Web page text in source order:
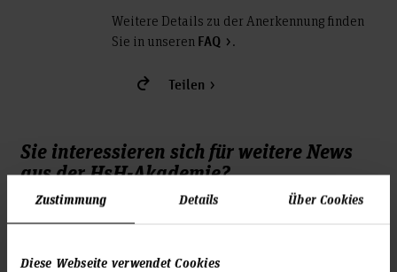
Zustimmung Details Über Cookies
Diese Webseite verwendet Cookies
Weitere Details zu der Anerkennung finden
Sie in unseren FAQ .
Teilen
Sie interessieren sich für weitere News
aus der HsH-Akademie?